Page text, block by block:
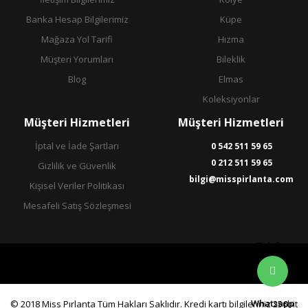
Banka Hesap Bilgilerimiz
Mağaza Yol Tarifi
Müşteri Yorumları
Blog
Küpe
Hızma
Bileklik
Elmas
Koleksiyonlar
Müşteri Hizmetleri
İptal ve İade Şartları
Gizlilik ve Güvenlik
Kişisel Veriler Politikası
Mesafeli Satış Sözleşmesi
Müşteri Hizmetleri
0 542 511 59 65
0 212 511 59 65
bilgi@misspirlanta.com
© 2018 Miss Pırlanta Tüm Hakları Saklıdır. Kredi kartı bilgileriniz 256bit
Whatsapp